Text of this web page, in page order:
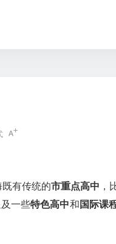
有传统的市重点高中 ，
及一些特色高中和 国际课